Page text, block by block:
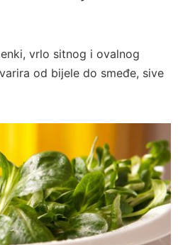
vrlo sitnog i ovalnog
od bijele do smeđe, sive